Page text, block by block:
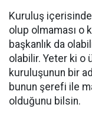
Kuruluş
olup olmaması o
başkanlık da
olabilir. Yeter ki o
kuruluşunun bir
bunun şerefi ile
olduğunu bilsin.